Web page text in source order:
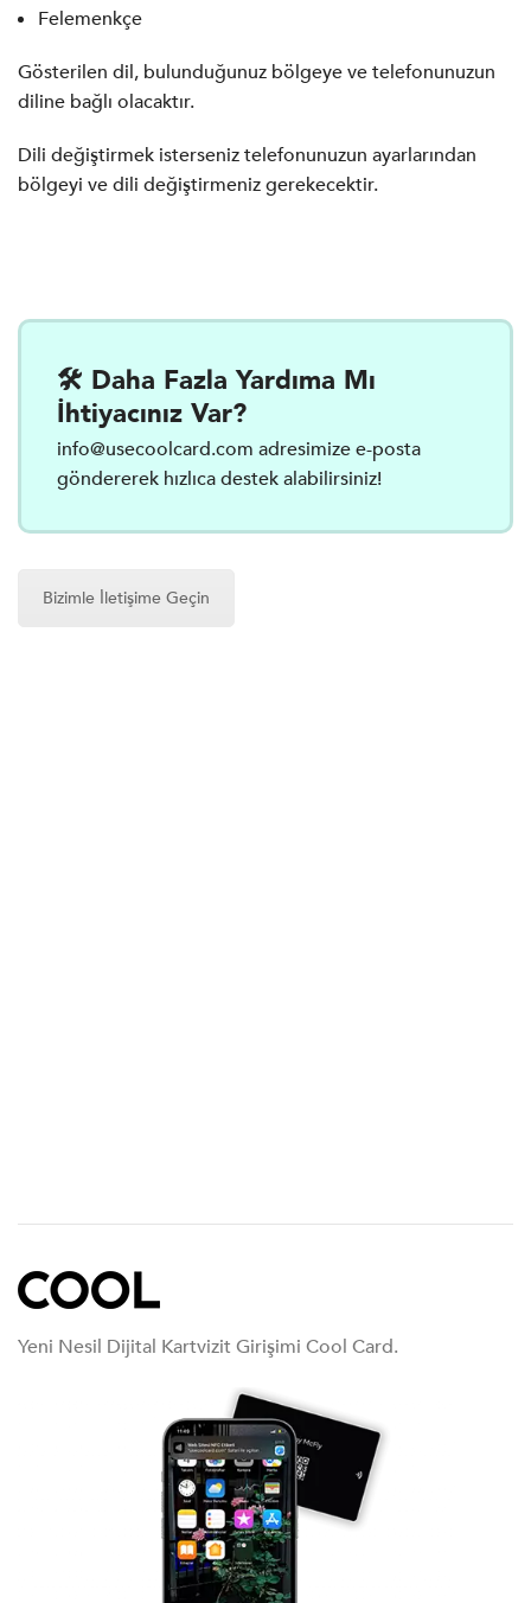
Felemenkçe
Gösterilen dil, bulunduğunuz bölgeye ve telefonunuzun
diline bağlı olacaktır.
Dili değiştirmek isterseniz telefonunuzun ayarlarından
bölgeyi ve dili değiştirmeniz gerekecektir.
🛠️ Daha Fazla Yardıma Mı
İhtiyacınız Var?
info@usecoolcard.com adresimize e-posta
göndererek hızlıca destek alabilirsiniz!
Bizimle İletişime Geçin
Yeni Nesil Dijital Kartvizit Girişimi Cool Card.